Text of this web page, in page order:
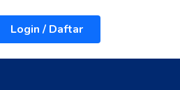
Login / Daftar